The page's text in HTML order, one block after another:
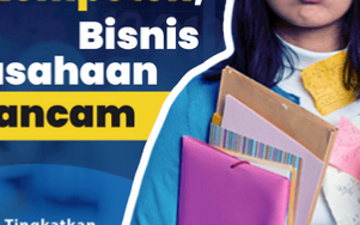
imposter syndromeakan memotivasi
standar yang ditetapkannya
tingkat kepercayaan diri yang tinggi